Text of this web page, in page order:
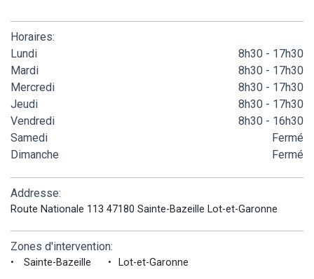
Horaires:
Lundi
8h30 - 17h30
Mardi
8h30 - 17h30
Mercredi
8h30 - 17h30
Jeudi
8h30 - 17h30
Vendredi
8h30 - 16h30
Samedi
Fermé
Dimanche
Fermé
Addresse:
Route Nationale 113 47180 Sainte-Bazeille Lot-et-Garonne
Zones d'intervention:
Sainte-Bazeille Lot-et-Garonne